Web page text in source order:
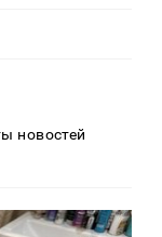
новостей